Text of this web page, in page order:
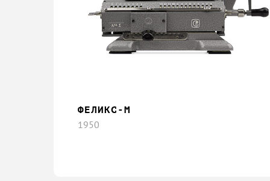
ФЕЛИКС-М
1950